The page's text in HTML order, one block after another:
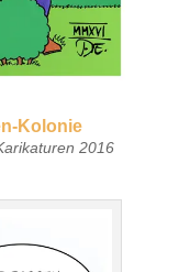
Kolonie
2016